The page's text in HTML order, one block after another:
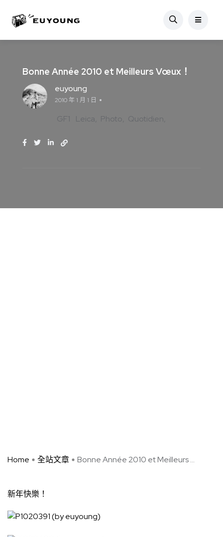
Bonne Année 2010 et Meilleurs Vœux！
euyoung
2010 年 1 月 1 日
GF1 Leica Photo Quotidien
Home 全站文章 Bonne Année 2010 et Meilleurs ...
新年快樂！